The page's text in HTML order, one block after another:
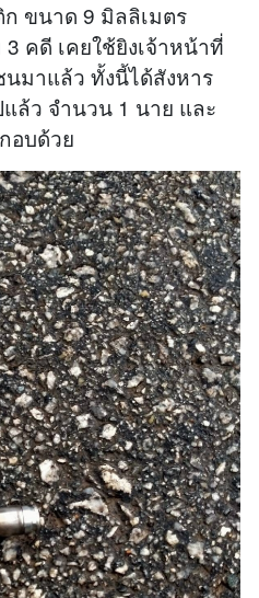
ขนาด 9 มิลลิเมตร
คดี เคยใช้ยิงเจ้าหน้าที่
มาแล้ว ทั้งนี้ได้สังหาร
ล้ว จำนวน 1 นาย และ
อบด้วย